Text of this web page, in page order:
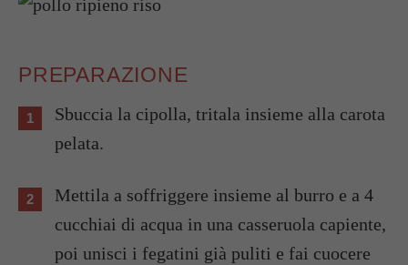
PREPARAZIONE
Sbuccia la cipolla, tritala insieme alla carota
pelata.
Mettila a soffriggere insieme al burro e a 4
cucchiai di acqua in una casseruola capiente,
poi unisci i fegatini già puliti e fai cuocere